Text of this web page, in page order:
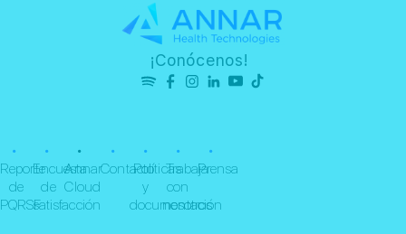
¡Conócenos!
•
Reporte
de
PQRSF
•
Encuesta
de
satisfacción
•
Annar
Cloud
•
Contacto
•
Políticas
y
documentación
•
Trabaja
con
nosotros
•
Prensa